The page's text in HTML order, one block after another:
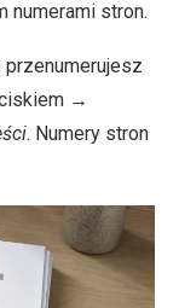
numerami stron.
→
. Numery stron